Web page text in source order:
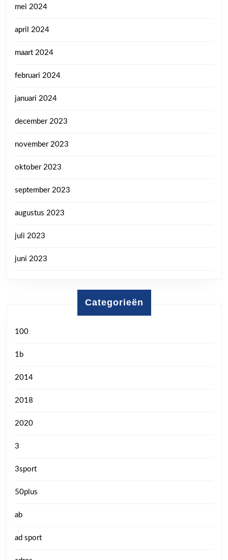
mei 2024
april 2024
maart 2024
februari 2024
januari 2024
december 2023
november 2023
oktober 2023
september 2023
augustus 2023
juli 2023
juni 2023
Categorieën
100
1b
2014
2018
2020
3
3sport
50plus
ab
ad sport